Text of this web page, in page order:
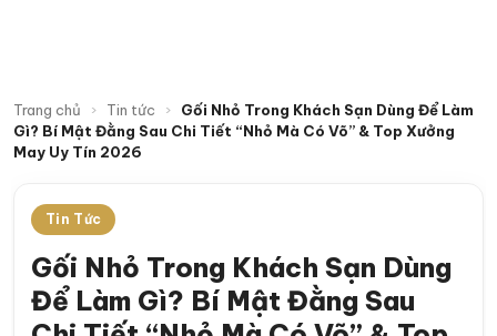
Trang chủ › Tin tức ›
Gối Nhỏ Trong Khách Sạn Dùng Để Làm
Gì? Bí Mật Đằng Sau Chi Tiết “Nhỏ Mà Có Võ” & Top Xưởng
May Uy Tín 2026
Tin Tức
Gối Nhỏ Trong Khách Sạn Dùng
Để Làm Gì? Bí Mật Đằng Sau